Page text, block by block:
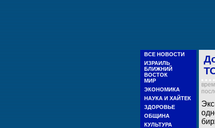
ВСЕ НОВОСТИ
ИЗРАИЛЬ
БЛИЖНИЙ
ВОСТОК
МИР
ЭКОНОМИКА
НАУКА И ХАЙТЕК
ЗДОРОВЬЕ
ОБЩИНА
КУЛЬТУРА